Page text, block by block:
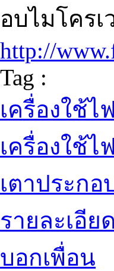
อบไมโคร
http://
Tag :
เครื่องใช้ไ
เครื่องใช้
เตาประกอ
รายละเอียด
บอกเพื่อน